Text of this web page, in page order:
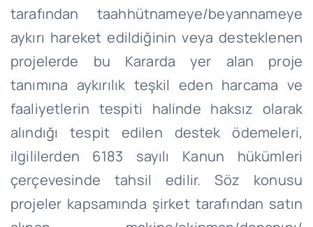
tarafından taahhütnameye/beyannameye
aykırı hareket edildiğinin veya desteklenen
projelerde bu Kararda yer alan proje
tanımına aykırılık teşkil eden harcama ve
faaliyetlerin tespiti halinde haksız olarak
alındığı tespit edilen destek ödemeleri,
ilgililerden 6183 sayılı Kanun hükümleri
çerçevesinde tahsil edilir. Söz konusu
projeler kapsamında şirket tarafından satın